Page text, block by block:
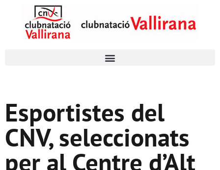
Esportistes del
CNV, seleccionats
per al Centre d’Alt